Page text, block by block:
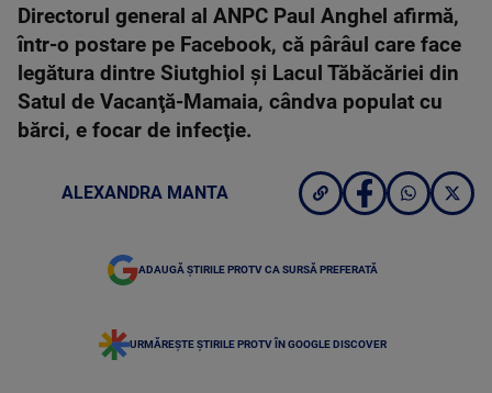
Directorul general al ANPC Paul Anghel afirmă,
într-o postare pe Facebook, că pârâul care face
legătura dintre Siutghiol şi Lacul Tăbăcăriei din
Satul de Vacanţă-Mamaia, cândva populat cu
bărci, e focar de infecţie.
ALEXANDRA MANTA
ADAUGĂ ȘTIRILE PROTV CA SURSĂ PREFERATĂ
URMĂREȘTE ȘTIRILE PROTV ÎN GOOGLE DISCOVER